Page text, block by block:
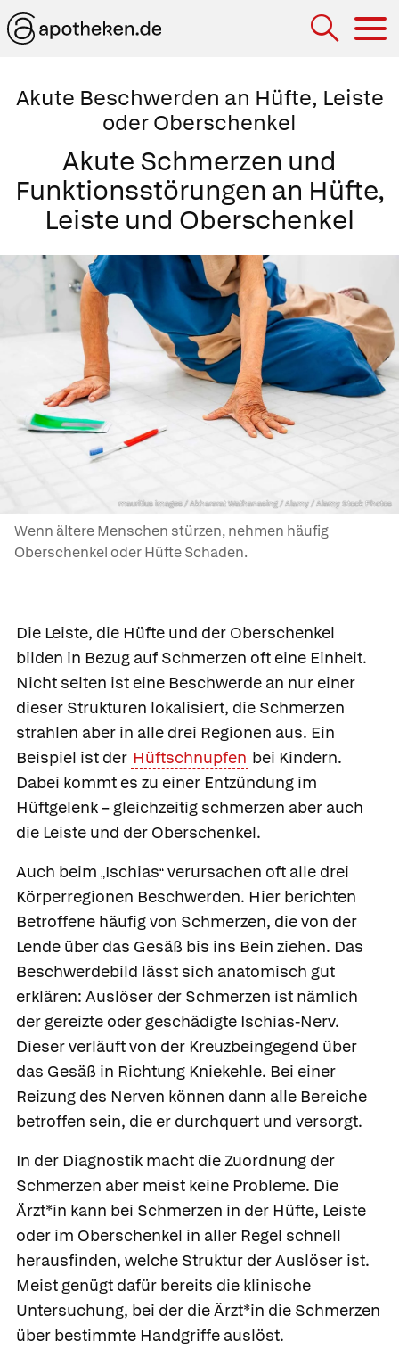
Akute Beschwerden an Hüfte, Leiste
oder Oberschenkel
Akute Schmerzen und
Funktionsstörungen an Hüfte,
Leiste und Oberschenkel
mauritius images / Akhararat Wathanasing / Alamy / Alamy Stock Photos
Wenn ältere Menschen stürzen, nehmen häufig
Oberschenkel oder Hüfte Schaden.
Die Leiste, die Hüfte und der Oberschenkel
bilden in Bezug auf Schmerzen oft eine Einheit.
Nicht selten ist eine Beschwerde an nur einer
dieser Strukturen lokalisiert, die Schmerzen
strahlen aber in alle drei Regionen aus. Ein
Beispiel ist der Hüftschnupfen bei Kindern.
Dabei kommt es zu einer Entzündung im
Hüftgelenk – gleichzeitig schmerzen aber auch
die Leiste und der Oberschenkel.
Auch beim „Ischias“ verursachen oft alle drei
Körperregionen Beschwerden. Hier berichten
Betroffene häufig von Schmerzen, die von der
Lende über das Gesäß bis ins Bein ziehen. Das
Beschwerdebild lässt sich anatomisch gut
erklären: Auslöser der Schmerzen ist nämlich
der gereizte oder geschädigte Ischias-Nerv.
Dieser verläuft von der Kreuzbeingegend über
das Gesäß in Richtung Kniekehle. Bei einer
Reizung des Nerven können dann alle Bereiche
betroffen sein, die er durchquert und versorgt.
In der Diagnostik macht die Zuordnung der
Schmerzen aber meist keine Probleme. Die
Ärzt*in kann bei Schmerzen in der Hüfte, Leiste
oder im Oberschenkel in aller Regel schnell
herausfinden, welche Struktur der Auslöser ist.
Meist genügt dafür bereits die klinische
Untersuchung, bei der die Ärzt*in die Schmerzen
über bestimmte Handgriffe auslöst.